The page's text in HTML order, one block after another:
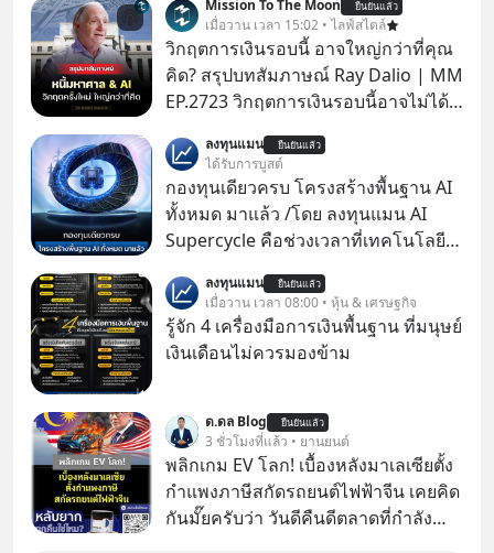
Mission To The Moon ยืนยันแล้ว
เมื่อวาน เวลา 15:02 • ไลฟ์สไตล์
วิกฤตการเงินรอบนี้ อาจใหญ่กว่าที่คุณ
คิด? สรุปบทสัมภาษณ์ Ray Dalio | MM
EP.2723 วิกฤตการเงินรอบนี้อาจไม่ได้
Dalio ชายผู้เคยทำนายวิกฤตเศรษฐกิจ
มาแล้วหลายต่อหลายครั้ง ออกมาส่ง
สัญญาณเตือนระเบิดเวลาลูกใหม่ที่
กำลังก่อตัวขึ้น จาก "ระเบิดหนี้สิน
AI" ที่ผู้คนกำลังแห่ไล่ราคาอย่างบ้าคลั่ง
บทเรียนจากประวัติศาสตร์ 500 ปี บอก
อะไรเรา? ระเบียบโลกกำลังจะเปลี่ยน
มือไปในทิศทางไหน? และเราควรรับมือ
ร่วมเจาะลึกบทวิเคราะห์และข้อคิดการ
เงินฉบับ Dalio กันได้ใน EP. นี้
#RayDalio #สรุปบทเรียน #การเงินการ
ลงทุน #MissionToTheMoon
#MissionToTheMoonPodcast
ลงทุนแมน ยืนยันแล้ว
ได้รับการบูสต์
กองทุนเดียวครบ โครงสร้างพื้นฐาน AI
ทั้งหมด มาแล้ว /โดย ลงทุนแมน AI
Supercycle คือช่วงเวลาที่เทคโนโลยี
เคลื่อนหลัก ของการเติบโตทาง
เศรษฐกิจ และวิถีชีวิตของผู้คนอย่าง
ยาวนานต่อจากนี้
ลงทุนแมน ยืนยันแล้ว
เมื่อวาน เวลา 08:00 • หุ้น & เศรษฐกิจ
รู้จัก 4 เครื่องมือการเงินพื้นฐาน ที่มนุษย์
เงินเดือนไม่ควรมองข้าม
ด.ดล Blog ยืนยันแล้ว
3 ชั่วโมงที่แล้ว • ยานยนต์
พลิกเกม EV โลก! เบื้องหลังมาเลเซียตั้ง
กำแพงภาษีสกัดรถยนต์ไฟฟ้าจีน เคยคิด
กันมั๊ยครับว่า วันดีคืนดีตลาดที่กำลัง